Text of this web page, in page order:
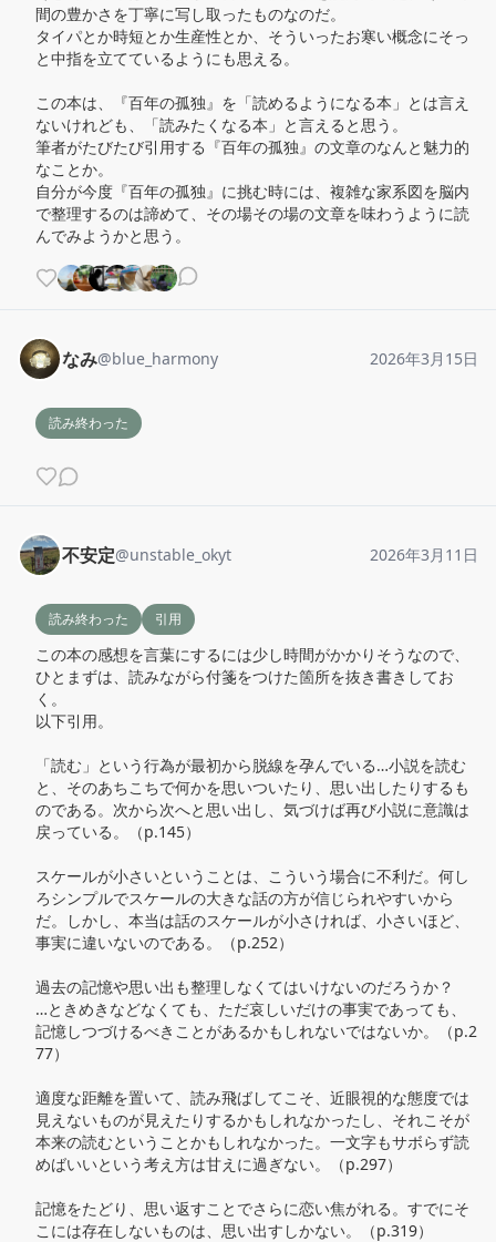
間の豊かさを丁寧に写し取ったものなのだ。
タイパとか時短とか生産性とか、そういったお寒い概念にそっ
と中指を立てているようにも思える。
この本は、『百年の孤独』を「読めるようになる本」とは言え
ないけれども、「読みたくなる本」と言えると思う。
筆者がたびたび引用する『百年の孤独』の文章のなんと魅力的
なことか。
自分が今度『百年の孤独』に挑む時には、複雑な家系図を脳内
で整理するのは諦めて、その場その場の文章を味わうように読
んでみようかと思う。
なみ@blue_harmony 2026年3月15日
読み終わった
不安定@unstable_okyt 2026年3月11日
読み終わった 引用
この本の感想を言葉にするには少し時間がかかりそうなので、
ひとまずは、読みながら付箋をつけた箇所を抜き書きしてお
く。
以下引用。
「読む」という行為が最初から脱線を孕んでいる…小説を読む
と、そのあちこちで何かを思いついたり、思い出したりするも
のである。次から次へと思い出し、気づけば再び小説に意識は
戻っている。（p.145）
スケールが小さいということは、こういう場合に不利だ。何し
ろシンプルでスケールの大きな話の方が信じられやすいから
だ。しかし、本当は話のスケールが小さければ、小さいほど、
事実に違いないのである。（p.252）
過去の記憶や思い出も整理しなくてはいけないのだろうか？
…ときめきなどなくても、ただ哀しいだけの事実であっても、
記憶しつづけるべきことがあるかもしれないではないか。（p.2
77）
適度な距離を置いて、読み飛ばしてこそ、近眼視的な態度では
見えないものが見えたりするかもしれなかったし、それこそが
本来の読むということかもしれなかった。一文字もサボらず読
めばいいという考え方は甘えに過ぎない。（p.297）
記憶をたどり、思い返すことでさらに恋い焦がれる。すでにそ
こには存在しないものは、思い出すしかない。（p.319）